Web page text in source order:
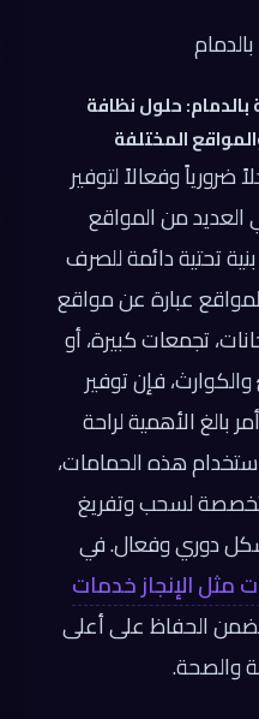
حلول نظافة
المختلفة
ضرورياً وفعالاً لتوفير
من المواقع
تحتية دائمة للصرف
عبارة عن مواقع
تجمعات كبيرة، أو
فإن توفير
الأهمية لراحة
هذه الحمامات،
لسحب وتفريغ
دوري وفعال. في
مثل الإنجاز خدمات
الحفاظ على أعلى
والصحة.